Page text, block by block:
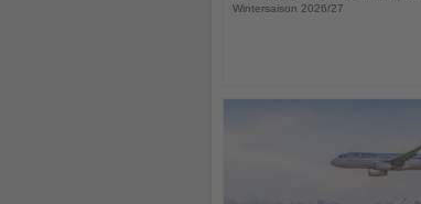
Wintersaison 2026/27